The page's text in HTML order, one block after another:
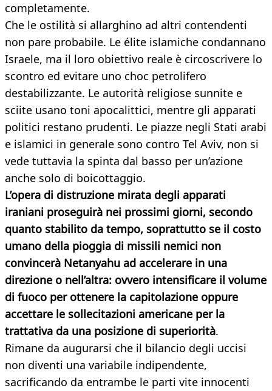
completamente.
Che le ostilità si allarghino ad altri contendenti
non pare probabile. Le élite islamiche condannano
Israele, ma il loro obiettivo reale è circoscrivere lo
scontro ed evitare uno choc petrolifero
destabilizzante. Le autorità religiose sunnite e
sciite usano toni apocalittici, mentre gli apparati
politici restano prudenti. Le piazze negli Stati arabi
e islamici in generale sono contro Tel Aviv, non si
vede tuttavia la spinta dal basso per un’azione
anche solo di boicottaggio.
L’opera di distruzione mirata degli apparati
iraniani proseguirà nei prossimi giorni, secondo
quanto stabilito da tempo, soprattutto se il costo
umano della pioggia di missili nemici non
convincerà Netanyahu ad accelerare in una
direzione o nell’altra: ovvero intensificare il volume
di fuoco per ottenere la capitolazione oppure
accettare le sollecitazioni americane per la
trattativa da una posizione di superiorità.
Rimane da augurarsi che il bilancio degli uccisi
non diventi una variabile indipendente,
sacrificando da entrambe le parti vite innocenti